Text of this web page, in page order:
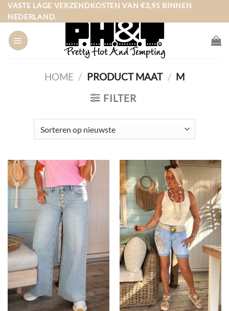
Ga
naar
inhoud
VASTE LAGE VERZENDKOSTEN VAN €3,95 BINNEN
NEDERLAND.
HOME / PRODUCT MAAT / M
FILTER